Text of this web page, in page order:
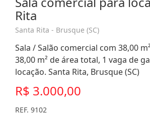
Rita
Santa Rita - Brusque (SC)
Sala / Salão comercial com 38,00
38,00 m² de área total, 1 vaga de
locação. Santa Rita, Brusque (SC)
R$ 3.000,00
REF. 9102